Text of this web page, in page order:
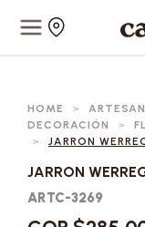
HOME >
DECORACIÓN
>
>
JARRON
JARRON
ARTC-3269